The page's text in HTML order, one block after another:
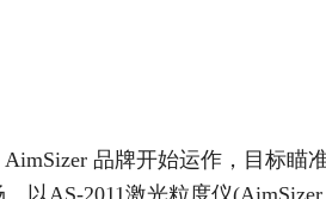
品牌开始运作，目标瞄
以AS-2011激光粒度仪(AimSizer